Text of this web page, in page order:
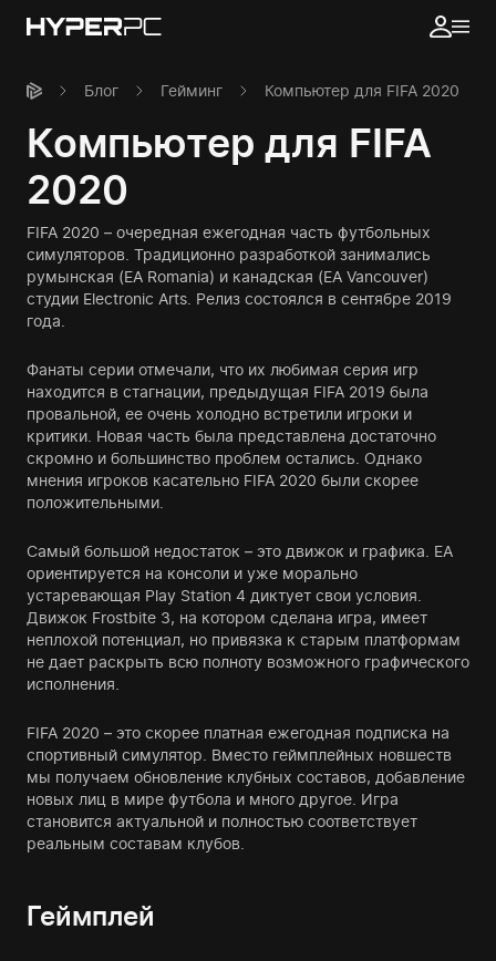
Блог Гейминг Компьютер для FIFA 2020
Компьютер для FIFA
2020
FIFA 2020 – очередная ежегодная часть футбольных
симуляторов. Традиционно разработкой занимались
румынская (EA Romania) и канадская (EA Vancouver)
студии Electronic Arts. Релиз состоялся в сентябре 2019
года.
Фанаты серии отмечали, что их любимая серия игр
находится в стагнации, предыдущая FIFA 2019 была
провальной, ее очень холодно встретили игроки и
критики. Новая часть была представлена достаточно
скромно и большинство проблем остались. Однако
мнения игроков касательно FIFA 2020 были скорее
положительными.
Самый большой недостаток – это движок и графика. EA
ориентируется на консоли и уже морально
устаревающая Play Station 4 диктует свои условия.
Движок Frostbite 3, на котором сделана игра, имеет
неплохой потенциал, но привязка к старым платформам
не дает раскрыть всю полноту возможного графического
исполнения.
FIFA 2020 – это скорее платная ежегодная подписка на
спортивный симулятор. Вместо геймплейных новшеств
мы получаем обновление клубных составов, добавление
новых лиц в мире футбола и много другое. Игра
становится актуальной и полностью соответствует
реальным составам клубов.
Геймплей